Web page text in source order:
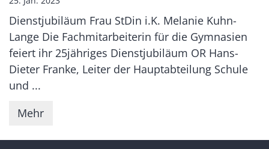
Dienstjubiläum Frau StDin i.K. Melanie Kuhn-
Lange Die Fachmitarbeiterin für die Gymnasien
feiert ihr 25jähriges Dienstjubiläum OR Hans-
Dieter Franke, Leiter der Hauptabteilung Schule
und ...
Mehr